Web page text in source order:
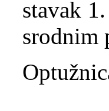
stavak
srodnim